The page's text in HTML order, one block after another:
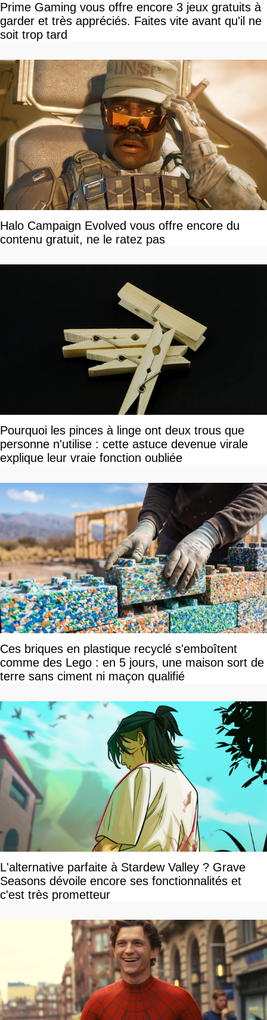
Prime Gaming vous offre encore 3 jeux gratuits à
garder et très appréciés. Faites vite avant qu'il ne
soit trop tard
Halo Campaign Evolved vous offre encore du
contenu gratuit, ne le ratez pas
Pourquoi les pinces à linge ont deux trous que
personne n'utilise : cette astuce devenue virale
explique leur vraie fonction oubliée
Ces briques en plastique recyclé s'emboîtent
comme des Lego : en 5 jours, une maison sort de
terre sans ciment ni maçon qualifié
L'alternative parfaite à Stardew Valley ? Grave
Seasons dévoile encore ses fonctionnalités et
c'est très prometteur